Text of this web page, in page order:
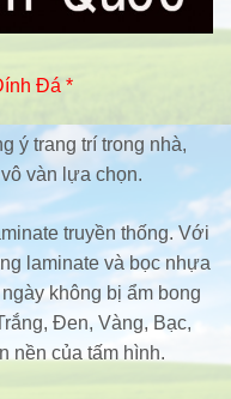
Đá *
ý trang trí trong nhà,
vô vàn lựa chọn.
truyền thống. Với
laminate và bọc nhựa
không bị ẩm bong
Đen, Vàng, Bạc,
nền của tấm hình.